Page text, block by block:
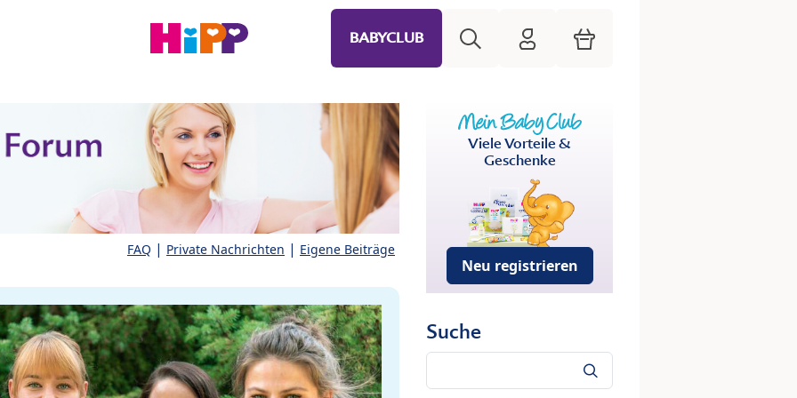
BABYCLUB HiPP Mein Babyclub
Warenkorb
FAQ | Private Nachrichten | Eigene Beiträge
Viele Vorteile &
Geschenke
Neu registrieren
Suche